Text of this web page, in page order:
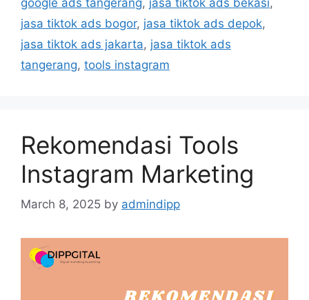
jasa tiktok ads bogor, jasa tiktok ads depok,
jasa tiktok ads jakarta, jasa tiktok ads
tangerang, tools instagram
Rekomendasi Tools
Instagram Marketing
March 8, 2025 by admindipp